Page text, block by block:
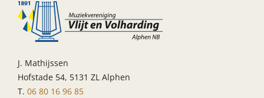
J. Mathijssen
Hofstade 54, 5131 ZL Alphen
T. 06 80 16 96 85